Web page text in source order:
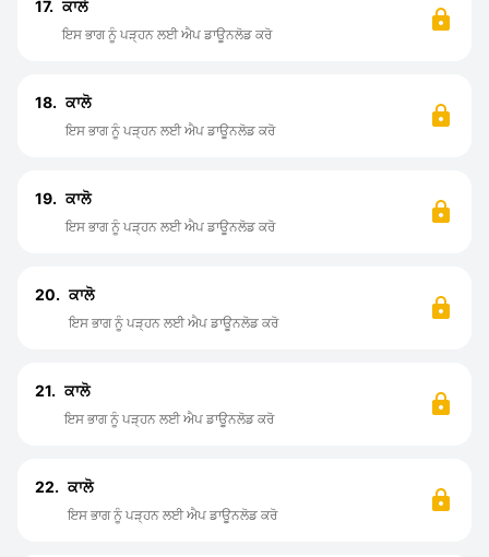
17. ਕਾਲੋ
ਇਸ ਭਾਗ ਨੂੰ ਪੜ੍ਹਨ ਲਈ ਐਪ ਡਾਊਨਲੋਡ ਕਰੋ
18. ਕਾਲੋ
ਇਸ ਭਾਗ ਨੂੰ ਪੜ੍ਹਨ ਲਈ ਐਪ ਡਾਊਨਲੋਡ ਕਰੋ
19. ਕਾਲੋ
ਇਸ ਭਾਗ ਨੂੰ ਪੜ੍ਹਨ ਲਈ ਐਪ ਡਾਊਨਲੋਡ ਕਰੋ
20. ਕਾਲੋ
ਇਸ ਭਾਗ ਨੂੰ ਪੜ੍ਹਨ ਲਈ ਐਪ ਡਾਊਨਲੋਡ ਕਰੋ
21. ਕਾਲੋ
ਇਸ ਭਾਗ ਨੂੰ ਪੜ੍ਹਨ ਲਈ ਐਪ ਡਾਊਨਲੋਡ ਕਰੋ
22. ਕਾਲੋ
ਇਸ ਭਾਗ ਨੂੰ ਪੜ੍ਹਨ ਲਈ ਐਪ ਡਾਊਨਲੋਡ ਕਰੋ